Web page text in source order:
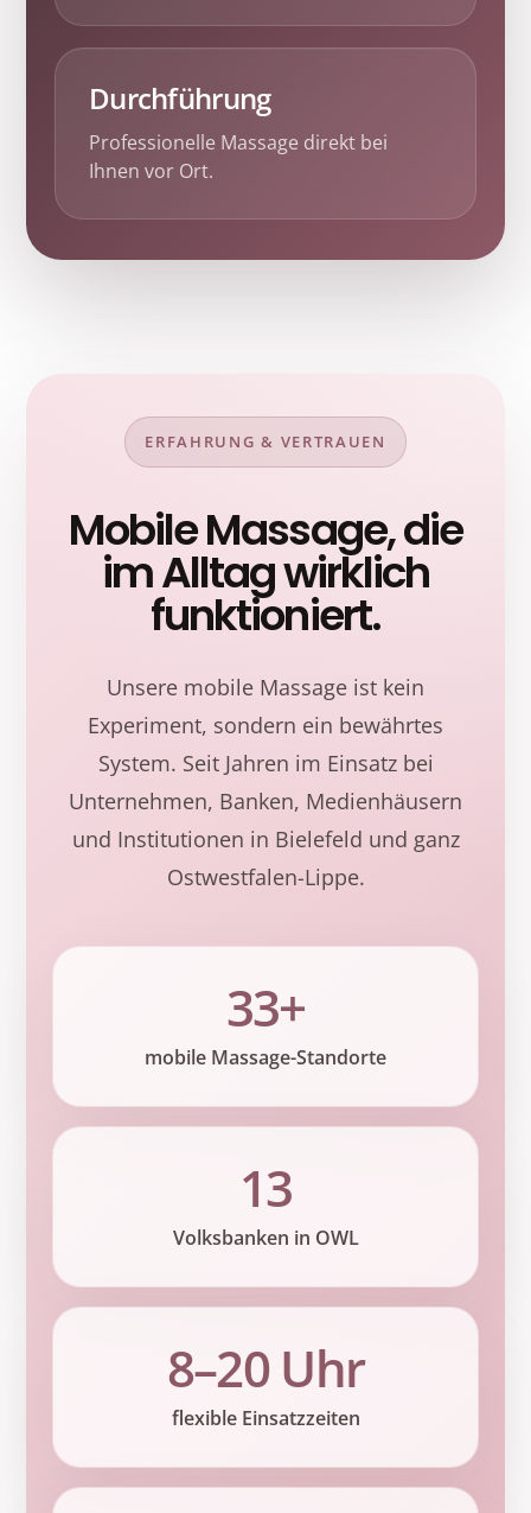
Durchführung
Professionelle Massage direkt bei
Ihnen vor Ort.
ERFAHRUNG & VERTRAUEN
Mobile Massage, die
im Alltag wirklich
funktioniert.
Unsere mobile Massage ist kein
Experiment, sondern ein bewährtes
System. Seit Jahren im Einsatz bei
Unternehmen, Banken, Medienhäusern
und Institutionen in Bielefeld und ganz
Ostwestfalen-Lippe.
33+
mobile Massage-Standorte
13
Volksbanken in OWL
8–20 Uhr
flexible Einsatzzeiten